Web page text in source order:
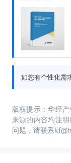
如您有个性化需
版权提示：华经
来源的内容均注
问题，请联系